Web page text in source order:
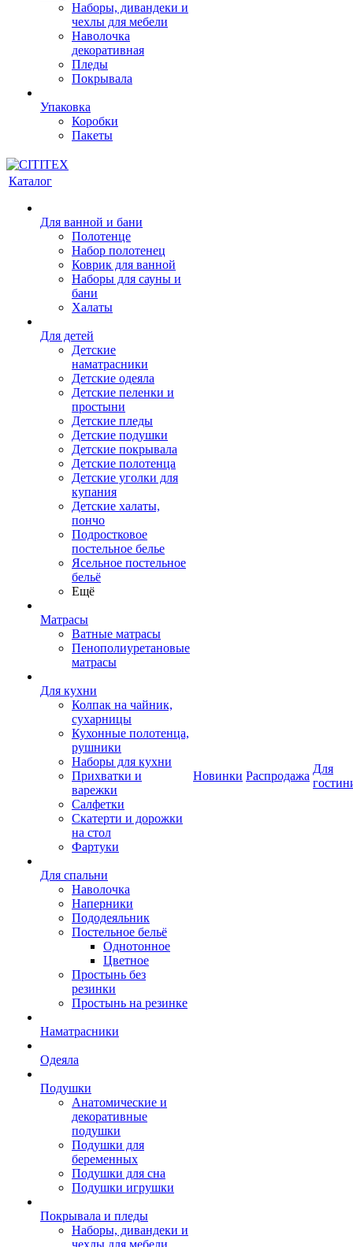
Наборы, дивандеки и
чехлы для мебели
Наволочка
декоративная
Пледы
Покрывала
Упаковка
Коробки
Пакеты
Каталог
Для ванной и бани
Полотенце
Набор полотенец
Коврик для ванной
Наборы для сауны и
бани
Халаты
Для детей
Детские
наматрасники
Детские одеяла
Детские пеленки и
простыни
Детские пледы
Детские подушки
Детские покрывала
Детские полотенца
Детские уголки для
купания
Детские халаты,
пончо
Подростковое
постельное белье
Ясельное постельное
бельё
Ещё
Матрасы
Ватные матрасы
Пенополиуретановые
матрасы
Для кухни
Колпак на чайник,
сухарницы
Кухонные полотенца,
рушники
Наборы для кухни
Прихватки и
варежки
Салфетки
Скатерти и дорожки
на стол
Фартуки
Для спальни
Наволочка
Наперники
Пододеяльник
Постельное бельё
Однотонное
Цветное
Простынь без
резинки
Простынь на резинке
Наматрасники
Одеяла
Подушки
Анатомические и
декоративные
подушки
Подушки для
беременных
Подушки для сна
Подушки игрушки
Покрывала и пледы
Наборы, дивандеки и
чехлы для мебели
Новинки Распродажа
Для